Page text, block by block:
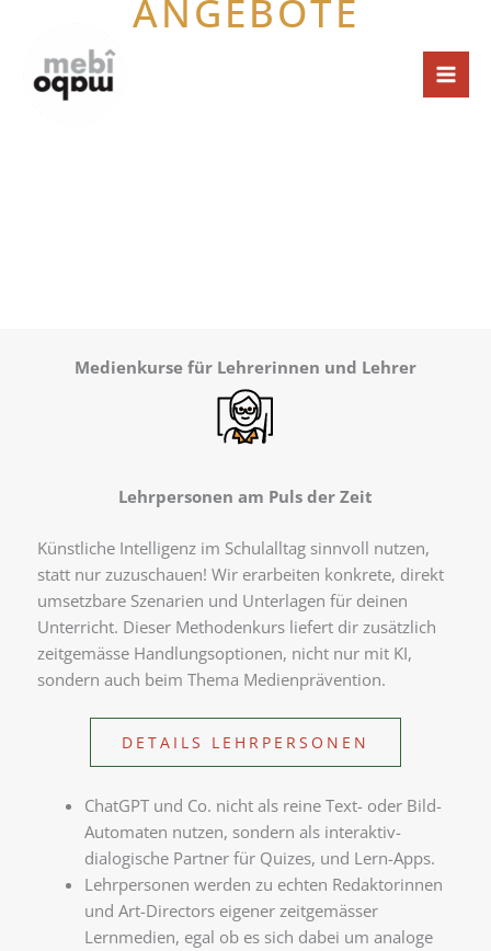
springen
ANGEBOTE
Medienkurse für Lehrerinnen und Lehrer
Lehrpersonen am Puls der Zeit
Künstliche Intelligenz im Schulalltag sinnvoll nutzen,
statt nur zuzuschauen! Wir erarbeiten konkrete, direkt
umsetzbare Szenarien und Unterlagen für deinen
Unterricht. Dieser Methodenkurs liefert dir zusätzlich
zeitgemässe Handlungsoptionen, nicht nur mit KI,
sondern auch beim Thema Medienprävention.
DETAILS LEHRPERSONEN
ChatGPT und Co. nicht als reine Text- oder Bild-
Automaten nutzen, sondern als interaktiv-
dialogische Partner für Quizes, und Lern-Apps.
Lehrpersonen werden zu echten Redaktorinnen
und Art-Directors eigener zeitgemässer
Lernmedien, egal ob es sich dabei um analoge